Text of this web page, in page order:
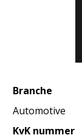
Branche
Automotive
KvK nummer